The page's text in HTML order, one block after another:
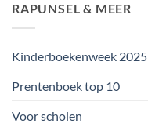
RAPUNSEL & MEER
Kinderboekenweek 2025
Prentenboek top 10
Voor scholen